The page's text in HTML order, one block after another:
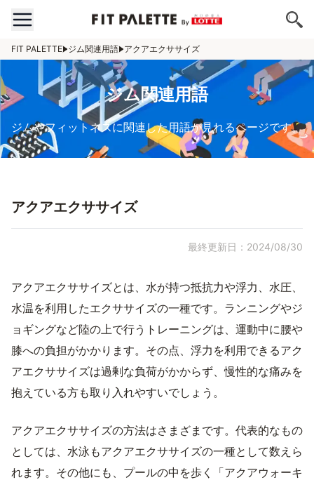
FIT PALETTE ジム関連用語 アクアエクササイズ
ジム関連用語
ジムやフィットネスに関連した用語が見れるページです。
アクアエクササイズ
最終更新日：2024/08/30
アクアエクササイズとは、水が持つ抵抗力や浮力、水圧、
水温を利用したエクササイズの一種です。ランニングやジ
ョギングなど陸の上で行うトレーニングは、運動中に腰や
膝への負担がかかります。その点、浮力を利用できるアク
アエクササイズは過剰な負荷がかからず、慢性的な痛みを
抱えている方も取り入れやすいでしょう。
アクアエクササイズの方法はさまざまです。代表的なもの
としては、水泳もアクアエクササイズの一種として数えら
れます。その他にも、プールの中を歩く「アクアウォーキ